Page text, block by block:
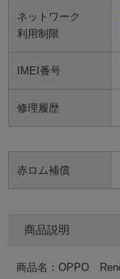
ネットワーク
利用制限
IMEI番号
修理履歴
赤ロム補償
商品説明
商品名：OPPO